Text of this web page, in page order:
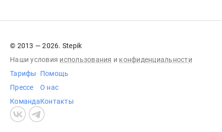
© 2013 — 2026. Stepik
Наши условия использования и конфиденциальности
Тарифы
Прессе
Команда
Помощь
О нас
Контакты